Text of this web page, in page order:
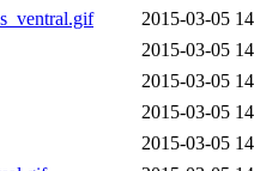
2015-03-05
2015-03-05
2015-03-05
2015-03-05
2015-03-05